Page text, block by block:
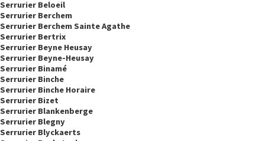
Serrurier Beloeil
Serrurier Berchem
Serrurier Berchem Sainte Agathe
Serrurier Bertrix
Serrurier Beyne Heusay
Serrurier Beyne-Heusay
Serrurier Binamé
Serrurier Binche
Serrurier Binche Horaire
Serrurier Bizet
Serrurier Blankenberge
Serrurier Blegny
Serrurier Blyckaerts